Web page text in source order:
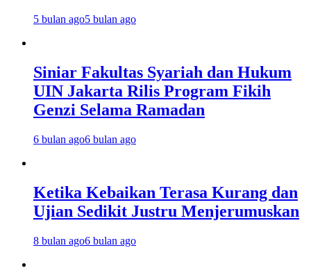
5 bulan ago5 bulan ago
Siniar Fakultas Syariah dan Hukum
UIN Jakarta Rilis Program Fikih
Genzi Selama Ramadan
6 bulan ago6 bulan ago
Ketika Kebaikan Terasa Kurang dan
Ujian Sedikit Justru Menjerumuskan
8 bulan ago6 bulan ago